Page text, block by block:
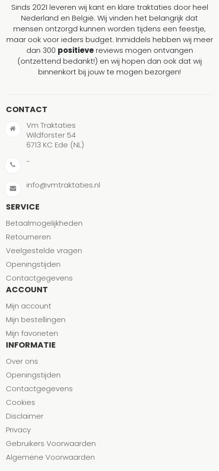
Sinds 2021 leveren wij kant en klare traktaties door heel
Nederland en België. Wij vinden het belangrijk dat
mensen ontzorgd kunnen worden tijdens een feestje,
maar ook voor ieders budget. Inmiddels hebben wij meer
dan 300 positievereviews mogen ontvangen
(ontzettend bedankt!) en wij hopen dan ook dat wij
binnenkort bij jouw te mogen bezorgen!
CONTACT
Vm Traktaties
Wildforster 54
6713 KC Ede (NL)
-
info@vmtraktaties.nl
SERVICE
Betaalmogelijkheden
Retourneren
Veelgestelde vragen
Openingstijden
Contactgegevens
ACCOUNT
Mijn account
Mijn bestellingen
Mijn favorieten
INFORMATIE
Over ons
Openingstijden
Contactgegevens
Cookies
Disclaimer
Privacy
Gebruikers Voorwaarden
Algemene Voorwaarden